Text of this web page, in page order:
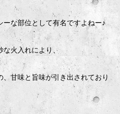
な部位として有名ですよねー♪
な火入れにより、
甘味と旨味が引き出されており